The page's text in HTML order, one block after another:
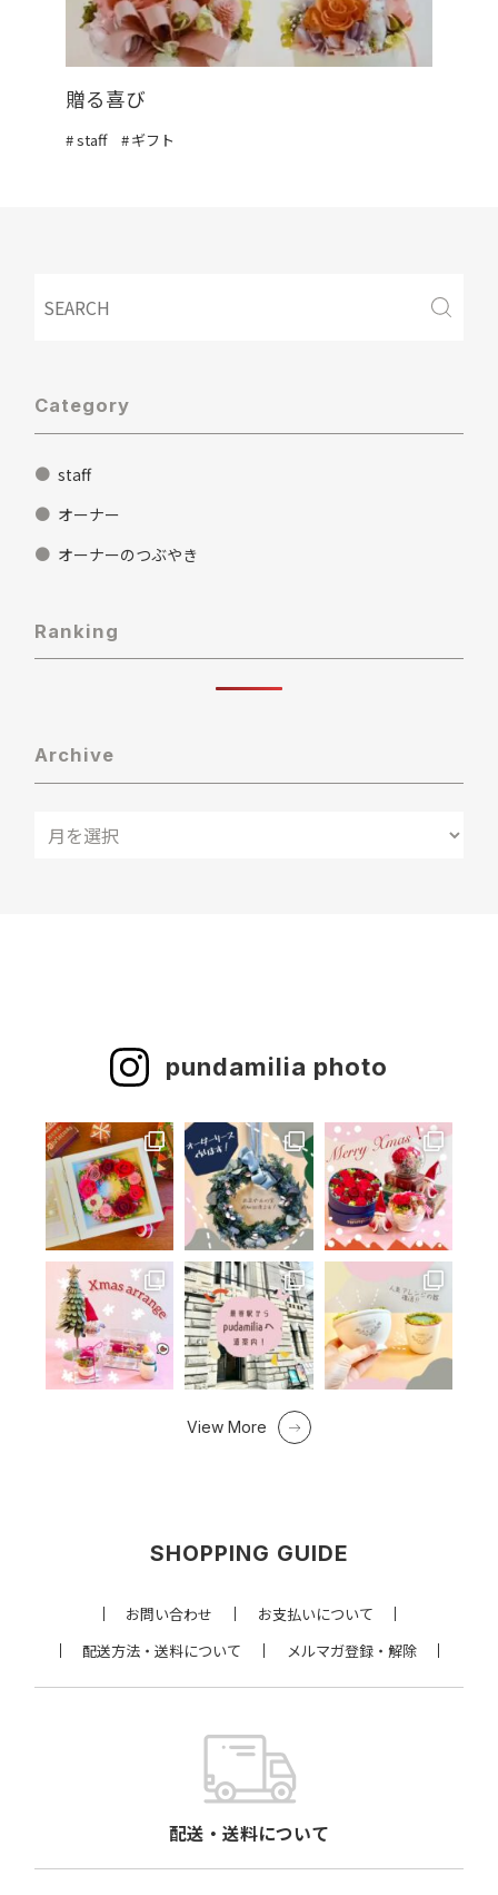
贈る喜び
staff ギフト
Category
staff
オーナー
オーナーのつぶやき
Ranking
Archive
pundamilia photo
View More
SHOPPING GUIDE
お問い合わせ
お支払いについて
配送方法・送料について
メルマガ登録・解除
配送・送料について